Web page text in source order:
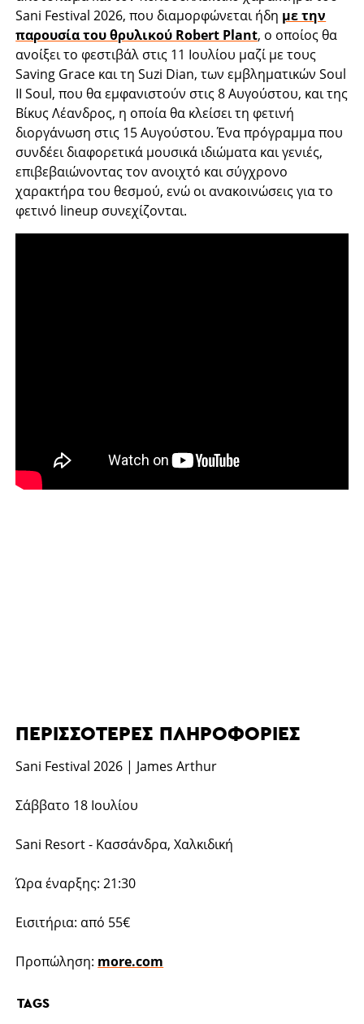
Sani Festival 2026, που διαμορφώνεται ήδη με την
παρουσία του θρυλικού Robert Plant, ο οποίος θα
ανοίξει το φεστιβάλ στις 11 Ιουλίου μαζί με τους
Saving Grace και τη Suzi Dian, των εμβληματικών Soul
II Soul, που θα εμφανιστούν στις 8 Αυγούστου, και της
Βίκυς Λέανδρος, η οποία θα κλείσει τη φετινή
διοργάνωση στις 15 Αυγούστου. Ένα πρόγραμμα που
συνδέει διαφορετικά μουσικά ιδιώματα και γενιές,
επιβεβαιώνοντας τον ανοιχτό και σύγχρονο
χαρακτήρα του θεσμού, ενώ οι ανακοινώσεις για το
φετινό lineup συνεχίζονται.
ΠΕΡΙΣΣΌΤΕΡΕΣ ΠΛΗΡΟΦΟΡΊΕΣ
Sani Festival 2026 | James Arthur
Σάββατο 18 Ιουλίου
Sani Resort - Κασσάνδρα, Χαλκιδική
Ώρα έναρξης: 21:30
Εισιτήρια: από 55€
Προπώληση: more.com
TAGS